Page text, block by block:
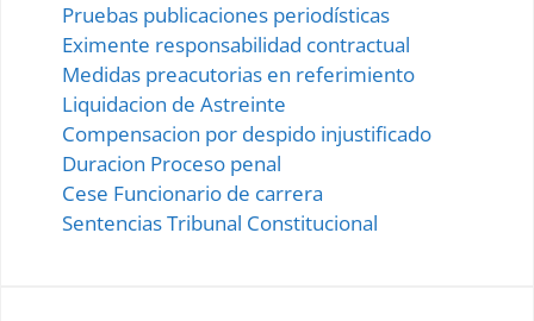
Pruebas publicaciones periodísticas
Eximente responsabilidad contractual
Medidas preacutorias en referimiento
Liquidacion de Astreinte
Compensacion por despido injustificado
Duracion Proceso penal
Cese Funcionario de carrera
Sentencias Tribunal Constitucional